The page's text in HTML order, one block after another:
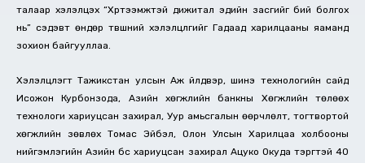
талаар хэлэлцэх “Хүртээмжтэй дижитал эдийн засгийг бий болгох
нь” сэдэвт өндөр түвшний хэлэлцүүлгийг Гадаад харилцааны яаманд
зохион байгууллаа.
Хэлэлцүүлэгт Тажикстан улсын Аж үйлдвэр, шинэ технологийн сайд
Исожон Курбонзода, Азийн хөгжлийн банкны Хөгжлийн төлөөх
технологи хариуцсан захирал, Уур амьсгалын өөрчлөлт, тогтвортой
хөгжлийн зөвлөх Томас Эйбэл, Олон Улсын Харилцаа холбооны
нийгэмлэгийн Азийн бүс хариуцсан захирал Ацуко Oкуда тэргүүтэй 40